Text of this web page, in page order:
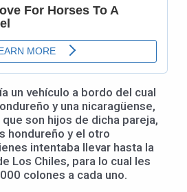
un vehículo a bordo del cual
y una nicaragüense,
son hijos de dicha pareja,
hondureño y el otro
intentaba llevar hasta la
Los Chiles, para lo cual les
colones a cada uno.